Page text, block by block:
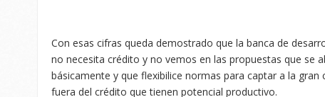
Con esas cifras queda demostrado que la banca de
no necesita crédito y no vemos en las propuestas que se
básicamente y que flexibilice normas para captar a la gran
fuera del crédito que tienen potencial productivo.